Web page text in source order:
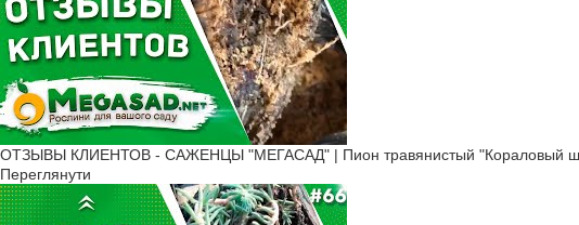
ОТЗЫВЫ КЛИЕНТОВ - САЖЕНЦЫ "МЕГАСАД" | Пион травянистый "Кораловый
Переглянути